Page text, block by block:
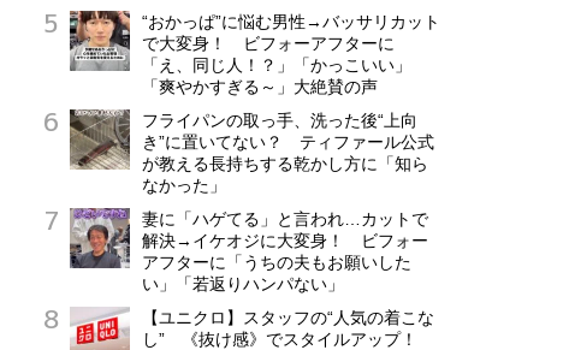
“おかっぱ”に悩む男性→バッサリカット
で大変身！ ビフォーアフターに
「え、同じ人！？」「かっこいい」
「爽やかすぎる～」大絶賛の声
フライパンの取っ手、洗った後“上向
き”に置いてない？ ティファール公式
が教える長持ちする乾かし方に「知ら
なかった」
妻に「ハゲてる」と言われ…カットで
解決→イケオジに大変身！ ビフォー
アフターに「うちの夫もお願いした
い」「若返りハンパない」
【ユニクロ】スタッフの“人気の着こな
し” 《抜け感》でスタイルアップ！